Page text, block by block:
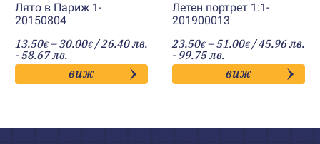
Лято в Париж 1-
20150804
13.50€ –30.00€Price
range:
13.50€
through
30.00€
/ 26.40 лв.
- 58.67 лв.
виж
Летен портрет 1:1-
201900013
23.50€ –51.00€Price
range:
23.50€
through
51.00€
/ 45.96 лв.
- 99.75 лв.
виж